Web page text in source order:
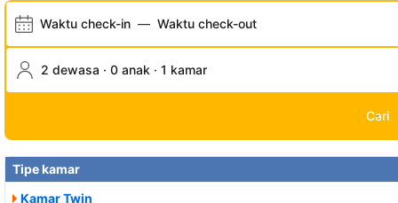
Waktu check-in — Waktu check-out
2 dewasa · 0 anak · 1 kamar
Cari
Tipe kamar
Kamar Twin